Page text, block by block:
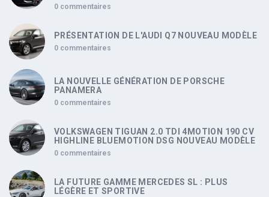
0 commentaires
PRÉSENTATION DE L'AUDI Q7 NOUVEAU MODÈLE
0 commentaires
LA NOUVELLE GÉNÉRATION DE PORSCHE
PANAMERA
0 commentaires
VOLKSWAGEN TIGUAN 2.0 TDI 4MOTION 190 CV
HIGHLINE BLUEMOTION DSG NOUVEAU MODÈLE
0 commentaires
LA FUTURE GAMME MERCEDES SL : PLUS
LÉGÈRE ET SPORTIVE